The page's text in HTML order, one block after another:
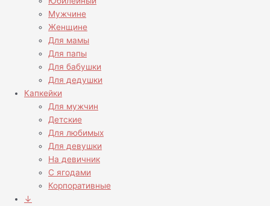
Мужчине
Женщине
Для мамы
Для папы
Для бабушки
Для дедушки
Капкейки
Для мужчин
Детские
Для любимых
Для девушки
На девичник
С ягодами
Корпоративные
↓